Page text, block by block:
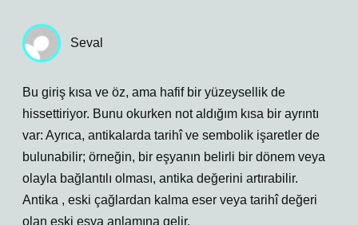
Seval
Bu giriş kısa ve öz, ama hafif bir yüzeysellik de
hissettiriyor. Bunu okurken not aldığım kısa bir ayrıntı
var: Ayrıca, antikalarda tarihî ve sembolik işaretler de
bulunabilir; örneğin, bir eşyanın belirli bir dönem veya
olayla bağlantılı olması, antika değerini artırabilir.
Antika , eski çağlardan kalma eser veya tarihî değeri
olan eski eşya anlamına gelir.